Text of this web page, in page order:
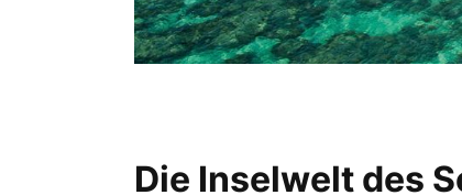
Die Inselwelt des